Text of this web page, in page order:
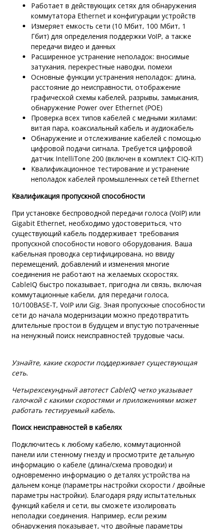
Работает в действующих сетях для обнаружения
коммутатора Ethernet и конфигурации устройств
Измеряет емкость сети (10 Мбит, 100 Мбит, 1
Гбит) для определения поддержки VoIP, а также
передачи видео и данных
Расширенное устранение неполадок: вносимые
затухания, перекрестные наводки, помехи
Основные функции устранения неполадок: длина,
расстояние до неисправности, отображение
графической схемы кабелей, разрывы, замыкания,
обнаружение Power over Ethernet (POE)
Проверка всех типов кабелей с медными жилами:
витая пара, коаксиальный кабель и аудиокабель
Обнаружение и отслеживание кабелей с помощью
цифровой подачи сигнала. Требуется цифровой
датчик IntelliTone 200 (включен в комплект CIQ-KIT)
Квалификационное тестирование и устранение
неполадок кабелей промышленных сетей Ethernet
Квалификация пропускной способности
При установке беспроводной передачи голоса (VoIP) или
Gigabit Ethernet, необходимо удостовериться, что
существующий кабель поддерживает требования
пропускной способности нового оборудования. Ваша
кабельная проводка сертифицирована, но ввиду
перемещений, добавлений и изменения многие
соединения не работают на желаемых скоростях.
CableIQ быстро показывает, пригодна ли связь, включая
коммутационные кабели, для передачи голоса,
10/100BASE-T, VoIP или Gig. Зная пропускные способности
сети до начала модернизации можно предотвратить
длительные простои в будущем и впустую потраченные
на ненужный поиск неисправностей трудовые часы.
Узнайте, какие скорости поддерживает существующая
сеть.
Четырехсекундный автотест CableIQ четко указывает
галочкой c какими скоростями и приложениями может
работать тестируемый кабель.
Поиск неисправностей в кабелях
Подключитесь к любому кабелю, коммутационной
панели или стенному гнезду и просмотрите детальную
информацию о кабеле (длина/схема проводки) и
одновременно информацию о деталях устройства на
дальнем конце (параметры настройки скорости / двойные
параметры настройки). Благодаря ряду испытательных
функций кабеля и сети, вы сможете изолировать
неполадки соединения. Например, если режим
обнаружения показывает, что двойные параметры